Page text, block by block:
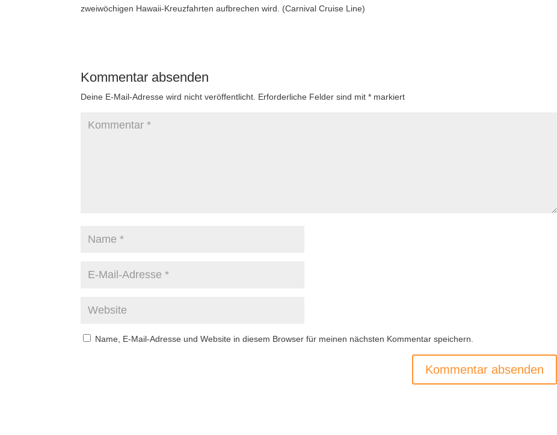
zweiwöchigen Hawaii-Kreuzfahrten aufbrechen wird. (Carnival Cruise Line)
Kommentar absenden
Deine E-Mail-Adresse wird nicht veröffentlicht. Erforderliche Felder sind mit* markiert
Name, E-Mail-Adresse und Website in diesem Browser für meinen nächsten Kommentar speichern.